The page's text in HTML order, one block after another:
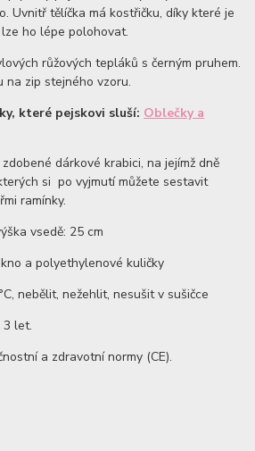
Uvnitř tělíčka má kostřičku, díky které je
ho lépe polohovat.
růžových tepláků s černým pruhem.
na zip stejného vzoru.
které pejskovi sluší: Oblečky a
dárkové krabici, na jejímž dně
si po vyjmutí můžete sestavit
ramínky.
vsedě: 25 cm
a polyethylenové kuličky
nebělit, nežehlit, nesušit v sušičce
3 let.
a zdravotní normy (CE).